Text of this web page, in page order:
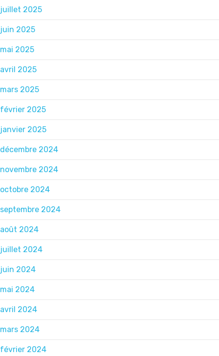
juillet 2025
juin 2025
mai 2025
avril 2025
mars 2025
février 2025
janvier 2025
décembre 2024
novembre 2024
octobre 2024
septembre 2024
août 2024
juillet 2024
juin 2024
mai 2024
avril 2024
mars 2024
février 2024